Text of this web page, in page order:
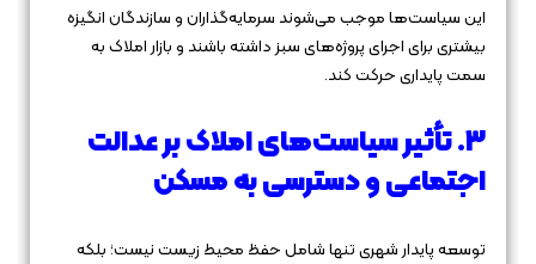
این سیاست‌ها موجب می‌شوند سرمایه‌گذاران و سازندگان انگیزه
بیشتری برای اجرای پروژه‌های سبز داشته باشند و بازار املاک به
سمت پایداری حرکت کند.
3. تأثیر سیاست‌های املاک بر عدالت
اجتماعی و دسترسی به مسکن
توسعه پایدار شهری تنها شامل حفظ محیط زیست نیست؛ بلکه